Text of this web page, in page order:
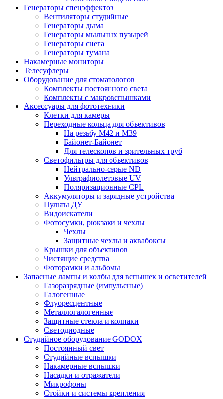
Генераторы спецэффектов
Вентиляторы студийные
Генераторы дыма
Генераторы мыльных пузырей
Генераторы снега
Генераторы тумана
Накамерные мониторы
Телесуфлеры
Оборудование для стоматологов
Комплекты постоянного света
Комплекты с макровспышками
Аксессуары для фототехники
Клетки для камеры
Переходные кольца для объективов
На резьбу М42 и М39
Байонет-Байонет
Для телескопов и зрительных труб
Светофильтры для объективов
Нейтрально-серые ND
Ультрафиолетовые UV
Поляризационные CPL
Аккумуляторы и зарядные устройства
Пульты ДУ
Видоискатели
Фотосумки, рюкзаки и чехлы
Чехлы
Защитные чехлы и аквабоксы
Крышки для объективов
Чистящие средства
Фоторамки и альбомы
Запасные лампы и колбы для вспышек и осветителей
Газоразрядные (импульсные)
Галогенные
Флуоресцентные
Металлогалогенные
Защитные стекла и колпаки
Светодиодные
Студийное оборудование GODOX
Постоянный свет
Студийные вспышки
Накамерные вспышки
Насадки и отражатели
Микрофоны
Стойки и системы крепления